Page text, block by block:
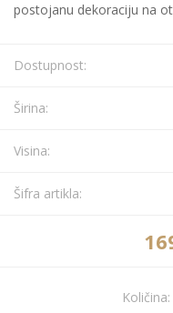
postojanu dekoraciju na
Dostupnost:
Širina:
Visina:
Šifra artikla:
Količina: